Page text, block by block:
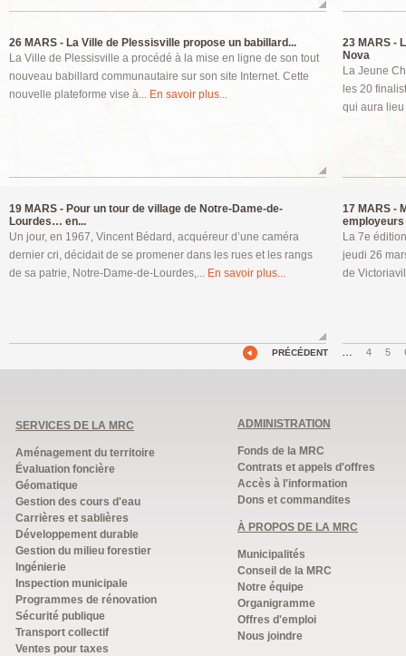
26 MARS - La Ville de Plessisville propose un babillard...
La Ville de Plessisville a procédé à la mise en ligne de son tout
nouveau babillard communautaire sur son site Internet. Cette
nouvelle plateforme vise à... En savoir plus...
23 MARS -
Nova
La Jeune
les 20
qui aura
19 MARS - Pour un tour de village de Notre-Dame-de-
Lourdes… en...
Un jour, en 1967, Vincent Bédard, acquéreur d’une caméra
dernier cri, décidait de se promener dans les rues et les rangs
de sa patrie, Notre-Dame-de-Lourdes,... En savoir plus...
17 MARS -
employeurs
La 7e
jeudi 26
de
PRÉCÉDENT … 4 5
SERVICES DE LA MRC
Aménagement du territoire
Évaluation foncière
Géomatique
Gestion des cours d'eau
Carrières et sablières
Développement durable
Gestion du milieu forestier
Ingénierie
Inspection municipale
Programmes de rénovation
Sécurité publique
Transport collectif
Ventes pour taxes
ADMINISTRATION
Fonds de la MRC
Contrats et appels d'offres
Accès à l'information
Dons et commandites
À PROPOS DE LA MRC
Municipalités
Conseil de la MRC
Notre équipe
Organigramme
Offres d'emploi
Nous joindre